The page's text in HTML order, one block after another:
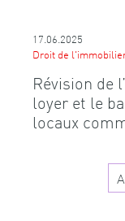
17.06.2025
Droit de
Révision de
loyer et le
locaux